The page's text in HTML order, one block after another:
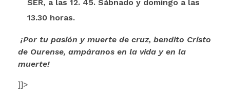
SER, a las 12. 45. Sábnado y domingo a las
13.30 horas.
¡Por tu pasión y muerte de cruz, bendito Cristo
de Ourense, ampáranos en la vida y en la
muerte!
]]>